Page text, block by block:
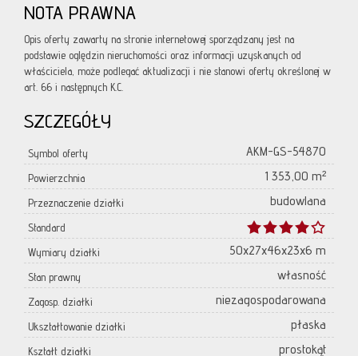
NOTA PRAWNA
Opis oferty zawarty na stronie internetowej sporządzany jest na
podstawie oględzin nieruchomości oraz informacji uzyskanych od
właściciela, może podlegać aktualizacji i nie stanowi oferty określonej w
art. 66 i następnych K.C.
SZCZEGÓŁY
Symbol oferty AKM-GS-54870
Powierzchnia 1 353,00 m²
Przeznaczenie działki budowlana
Standard
Wymiary działki
50x27x46x23x6 m
Stan prawny własność
Zagosp. działki niezagospodarowana
Ukształtowanie działki płaska
Kształt działki prostokąt